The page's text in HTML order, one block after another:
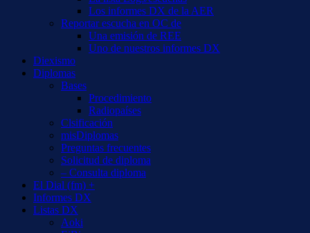
Los informes DX de la AER
Reportar escucha en OC de
Una emisión de REE
Uno de nuestros informes DX
Diexismo
Diplomas
Bases
Procedimiento
Radiopaíses
Clsificación
misDiplomas
Preguntas frecuentes
Solicitud de diploma
– Consulta diploma
El Dial (fm) +
Informes DX
Listas DX
Aoki